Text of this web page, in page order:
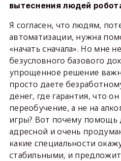
вытеснения людей
Я согласен, что людям,
автоматизации, нужна
«начать сначала». Но мне
безусловного базового
упрощенное решение
просто даете
денег, где гарантия, что
переобучение, а не на
игры? Вот почему помощь
адресной и очень
какие специальности
стабильными, и